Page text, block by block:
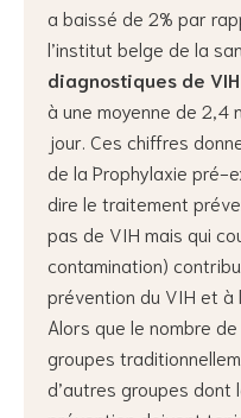
a baissé de 2% par
l’institut belge de la
diagnostiques de
à une moyenne de 2,4
jour. Ces chiffres
de la Prophylaxie pré-
dire le traitement
pas de VIH mais qui
contamination)
prévention du VIH et à
Alors que le nombre
groupes
d’autres groupes dont